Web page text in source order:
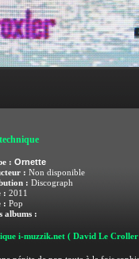
: Ornette
: Non disponible
: Discograph
: 2011
: Pop
albums :
i-muzzik.net ( David Le Croller